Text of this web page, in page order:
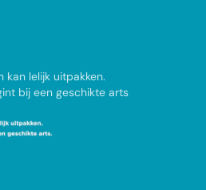
kan lelijk uitpakken.
bij een geschikte arts